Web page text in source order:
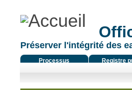
Préserver l'intégrité des
Processus
Registre